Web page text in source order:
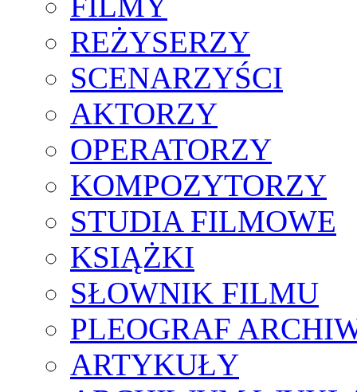
REŻYSERZY
SCENARZYŚCI
AKTORZY
OPERATORZY
KOMPOZYTORZY
STUDIA FILMOWE
KSIĄŻKI
SŁOWNIK FILMU
PLEOGRAF
ARTYKUŁY